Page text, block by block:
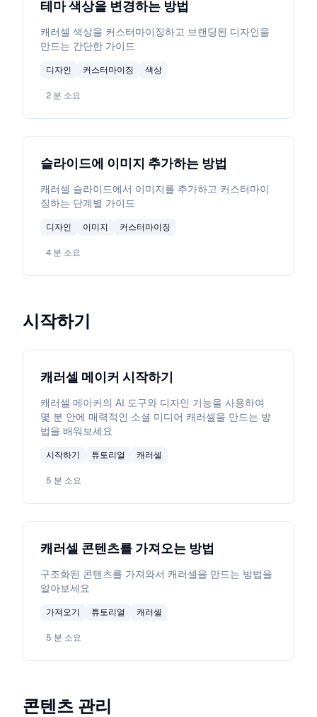
테마 색상을 변경하는 방법
캐러셀 색상을 커스터마이징하고 브랜딩된 디자인을
만드는 간단한 가이드
디자인 커스터마이징 색상
2 분 소요
슬라이드에 이미지 추가하는 방법
캐러셀 슬라이드에서 이미지를 추가하고 커스터마이
징하는 단계별 가이드
디자인 이미지 커스터마이징
4 분 소요
시작하기
캐러셀 메이커 시작하기
캐러셀 메이커의 AI 도구와 디자인 기능을 사용하여
몇 분 안에 매력적인 소셜 미디어 캐러셀을 만드는 방
법을 배워보세요
시작하기 튜토리얼 캐러셀
5 분 소요
캐러셀 콘텐츠를 가져오는 방법
구조화된 콘텐츠를 가져와서 캐러셀을 만드는 방법을
알아보세요
가져오기 튜토리얼 캐러셀
5 분 소요
콘텐츠 관리